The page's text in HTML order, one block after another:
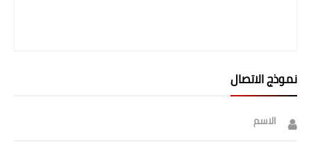
نموذج الاتصال
الاسم